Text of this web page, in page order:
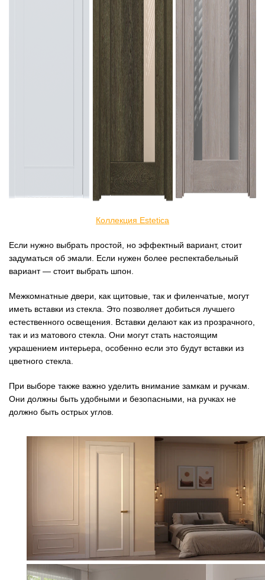
Коллекция Estetica
Если нужно выбрать простой, но эффектный вариант, стоит
задуматься об эмали. Если нужен более респектабельный
вариант — стоит выбрать шпон.
Межкомнатные двери, как щитовые, так и филенчатые, могут
иметь вставки из стекла. Это позволяет добиться лучшего
естественного освещения. Вставки делают как из прозрачного,
так и из матового стекла. Они могут стать настоящим
украшением интерьера, особенно если это будут вставки из
цветного стекла.
При выборе также важно уделить внимание замкам и ручкам.
Они должны быть удобными и безопасными, на ручках не
должно быть острых углов.